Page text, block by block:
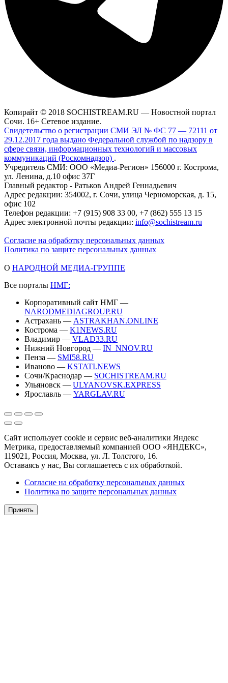
Копирайт © 2018 SOCHISTREAM.RU — Новостной портал
Сочи. 16+ Сетевое издание.
Свидетельство о регистрации СМИ ЭЛ № ФС 77 — 72111 от
29.12.2017 года выдано Федеральной службой по надзору в
сфере связи, информационных технологий и массовых
коммуникаций (Роскомнадзор) .
Учредитель СМИ: ООО «Медиа-Регион» 156000 г. Кострома,
ул. Ленина, д.10 офис 37Г
Главный редактор - Ратьков Андрей Геннадьевич
Адрес редакции: 354002, г. Сочи, улица Черноморская, д. 15,
офис 102
Телефон редакции: +7 (915) 908 33 00, +7 (862) 555 13 15
Адрес электронной почты редакции: info@sochistream.ru
Согласие на обработку персональных данных
Политика по защите персональных данных
О НАРОДНОЙ МЕДИА-ГРУППЕ
Все порталы НМГ:
Корпоративный сайт НМГ —
NARODMEDIAGROUP.RU
Астрахань — ASTRAKHAN.ONLINE
Кострома — K1NEWS.RU
Владимир — VLAD33.RU
Нижний Новгород — IN_NNOV.RU
Пенза — SMI58.RU
Иваново — KSTATI.NEWS
Сочи/Краснодар — SOCHISTREAM.RU
Ульяновск — ULYANOVSK.EXPRESS
Ярославль — YARGLAV.RU
Сайт использует cookie и сервис веб-аналитики Яндекс
Метрика, предоставляемый компанией ООО «ЯНДЕКС»,
119021, Россия, Москва, ул. Л. Толстого, 16.
Оставаясь у нас, Вы соглашаетесь с их обработкой.
Согласие на обработку персональных данных
Политика по защите персональных данных
Принять